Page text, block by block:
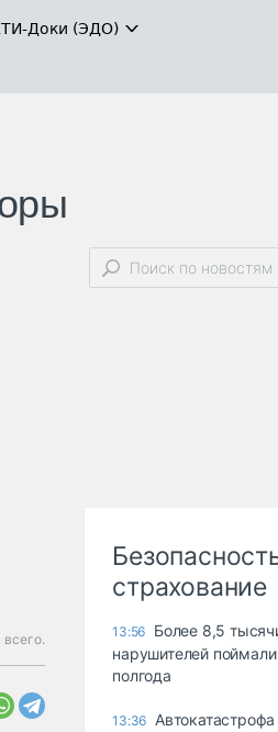
Доки (ЭДО)
всего.
страхование
13:56 Более 8,5
нарушителей
полгода
13:36